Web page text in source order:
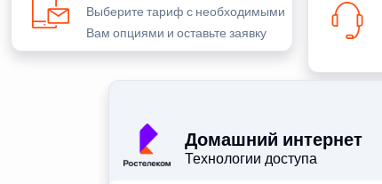
Выберите тариф с необходимыми
Вам опциями и оставьте заявку
Домашний интернет
Технологии доступа